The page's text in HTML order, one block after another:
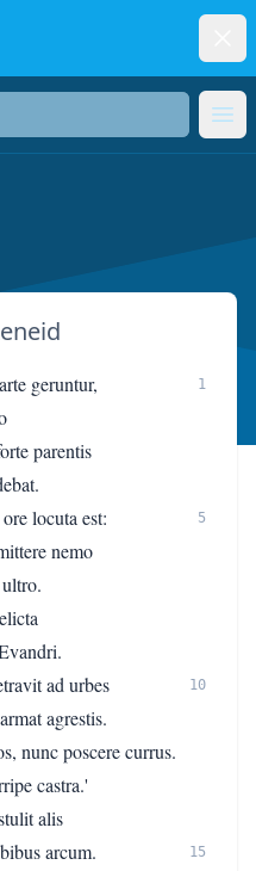
geruntur, 1
parentis
locuta est:
5
nemo
ad urbes
10
agrestis.
nunc poscere currus.
castra.'
alis
arcum.
15